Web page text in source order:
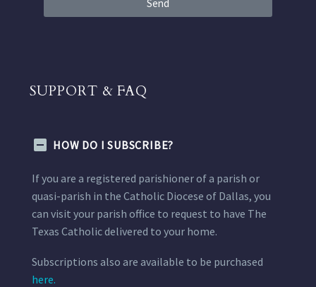
Send
SUPPORT & FAQ
HOW DO I SUBSCRIBE?
If you are a registered parishioner of a parish or
quasi-parish in the Catholic Diocese of Dallas, you
can visit your parish office to request to have The
Texas Catholic delivered to your home.
Subscriptions also are available to be purchased
here.